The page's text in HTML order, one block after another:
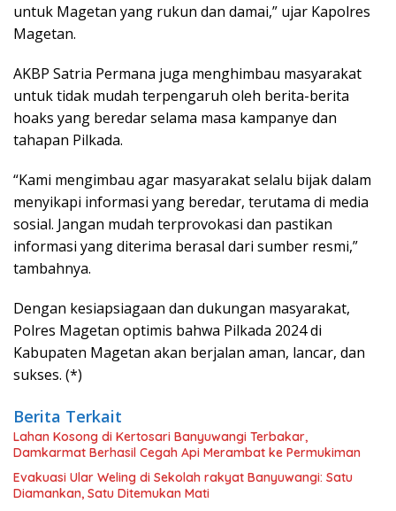
untuk Magetan yang rukun dan damai,” ujar Kapolres
Magetan.
AKBP Satria Permana juga menghimbau masyarakat
untuk tidak mudah terpengaruh oleh berita-berita
hoaks yang beredar selama masa kampanye dan
tahapan Pilkada.
“Kami mengimbau agar masyarakat selalu bijak dalam
menyikapi informasi yang beredar, terutama di media
sosial. Jangan mudah terprovokasi dan pastikan
informasi yang diterima berasal dari sumber resmi,”
tambahnya.
Dengan kesiapsiagaan dan dukungan masyarakat,
Polres Magetan optimis bahwa Pilkada 2024 di
Kabupaten Magetan akan berjalan aman, lancar, dan
sukses. (*)
Berita Terkait
Lahan Kosong di Kertosari Banyuwangi Terbakar,
Damkarmat Berhasil Cegah Api Merambat ke Permukiman
Evakuasi Ular Weling di Sekolah rakyat Banyuwangi: Satu
Diamankan, Satu Ditemukan Mati